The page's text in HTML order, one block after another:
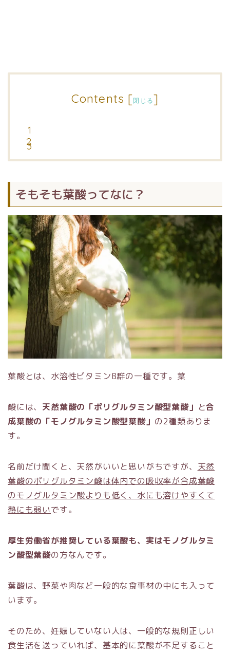
Contents [閉じる]
そもそも葉酸ってなに？
葉酸とは、水溶性ビタミンB群の一種です。葉
酸には、 天然葉酸の「ポリグルタミン酸型葉酸」 と合
成葉酸の「モノグルタミン酸型葉酸」 の2種類ありま
す。
名前だけ聞くと、天然がいいと思いがちですが、 天然
葉酸のポリグルタミン酸は体内での吸収率が合成葉酸
のモノグルタミン酸よりも低く、水にも溶けやすくて
熱にも弱いです。
厚生労働省が推奨している葉酸も、実はモノグルタミ
ン酸型葉酸の方なんです。
葉酸は、野菜や肉など一般的な食事材の中にも入って
います。
そのため、妊娠していない人は、一般的な規則正しい
食生活を送っていれば、基本的に葉酸が不足すること